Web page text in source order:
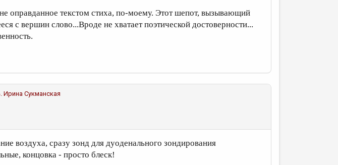
оправданное текстом стиха, по-моему. Этот шепот, вызывающий
с вершин слово...Вроде не хватает поэтической достоверности...
Ирина Сукманская
воздуха, сразу зонд для дуоденального зондирования
концовка - просто блеск!